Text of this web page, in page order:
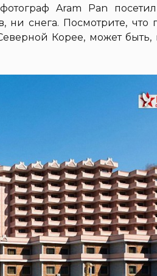
Aram Pan
ни снега. Посмотрите, что
Корее, может быть,